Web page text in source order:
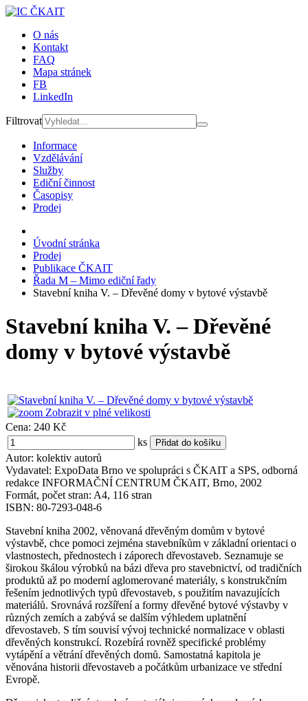
O nás
Kontakt
FAQ
Mapa stránek
FB
LinkedIn
Filtrovat
Informace
Vzdělávání
Služby
Ediční činnost
Časopisy
Prodej
Úvodní stránka
Prodej
Publikace ČKAIT
Řada M – Mimo ediční řady
Stavební kniha V. – Dřevěné domy v bytové výstavbě
Stavební kniha V. – Dřevěné
domy v bytové výstavbě
Zobrazit v plné velikosti
Cena: 240 Kč
ks
Autor: kolektiv autorů
Vydavatel: ExpoData Brno ve spolupráci s ČKAIT a SPS, odborná
redakce INFORMAČNÍ CENTRUM ČKAIT, Brno, 2002
Formát, počet stran: A4, 116 stran
ISBN: 80-7293-048-6
Stavební kniha 2002, věnovaná dřevěným domům v bytové
výstavbě, chce pomoci zejména stavebníkům v základní orientaci o
vlastnostech, přednostech i záporech dřevostaveb. Seznamuje se
širokou škálou výrobků na bázi dřeva pro stavebnictví, od tradičních
produktů až po moderní aglomerované materiály, s konstrukčním
řešením jednotlivých typů dřevostaveb, s použitím navazujících
materiálů. Srovnává rozšíření a formy dřevěné bytové výstavby v
různých zemích a zabývá se dalším výhledem uplatnění
dřevostaveb. S tím souvisí vývoj technické normalizace v oblasti
dřevěných konstrukcí. Rozebírá rovněž specifické problémy
vytápění a větrání dřevěných domů. Samostatná kapitola je
věnována historii dřevostaveb a počátkům urbanizace ve střední
Evropě.